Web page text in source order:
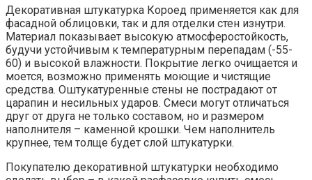
Декоративная штукатурка Короед применяется как для
фасадной облицовки, так и для отделки стен изнутри.
Материал показывает высокую атмосферостойкость,
будучи устойчивым к температурным перепадам (-55-
60) и высокой влажности. Покрытие легко очищается и
моется, возможно применять моющие и чистящие
средства. Оштукатуренные стены не пострадают от
царапин и несильных ударов. Смеси могут отличаться
друг от друга не только составом, но и размером
наполнителя – каменной крошки. Чем наполнитель
крупнее, тем толще будет слой штукатурки.
Покупателю декоративной штукатурки необходимо